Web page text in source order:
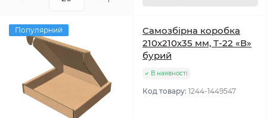
Популярний
Самозбірна коробка
210х210х35 мм, Т-22 «В»
бурий
В наявності
Код товару: 1244-1449547